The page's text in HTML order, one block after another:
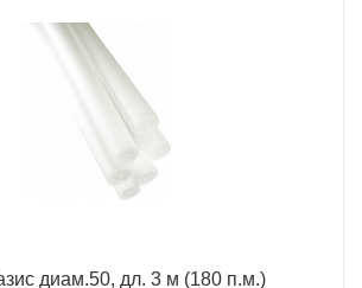
диам.50, дл. 3 м (180 п.м.)